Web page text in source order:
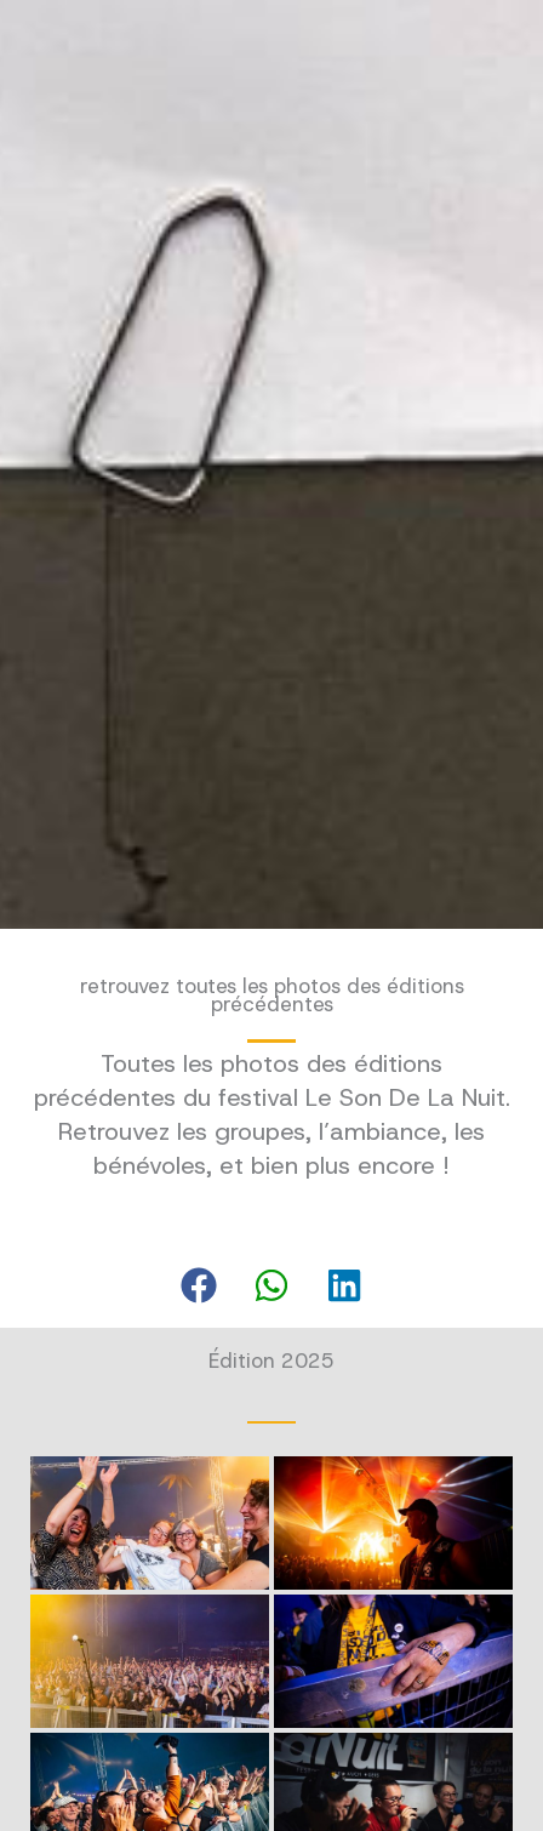
retrouvez toutes les photos des éditions
précédentes
Toutes les photos des éditions
précédentes du festival Le Son De La Nuit.
Retrouvez les groupes, l’ambiance, les
bénévoles, et bien plus encore !
Édition 2025